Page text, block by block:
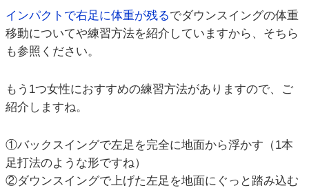
インパクトで右足に体重が残るでダウンスイングの体重
移動についてや練習方法を紹介していますから、そちら
も参照ください。
もう1つ女性におすすめの練習方法がありますので、ご
紹介しますね。
①バックスイングで左足を完全に地面から浮かす（1本
足打法のような形ですね）
②ダウンスイングで上げた左足を地面にぐっと踏み込む